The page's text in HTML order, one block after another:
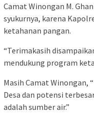
Camat Winongan M.
syukurnya, karena
ketahanan pangan.
“Terimakasih
mendukung program
Masih Camat Winongan,
Desa dan potensi
adalah sumber air.”